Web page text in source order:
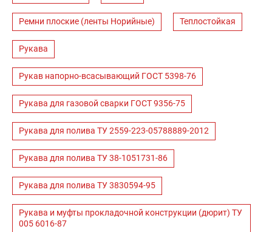
Ремни плоские (ленты Норийные) Теплостойкая
Рукава
Рукав напорно-всасывающий ГОСТ 5398-76
Рукава для газовой сварки ГОСТ 9356-75
Рукава для полива ТУ 2559-223-05788889-2012
Рукава для полива ТУ 38-1051731-86
Рукава для полива ТУ 3830594-95
Рукава и муфты прокладочной конструкции (дюрит) ТУ
005 6016-87